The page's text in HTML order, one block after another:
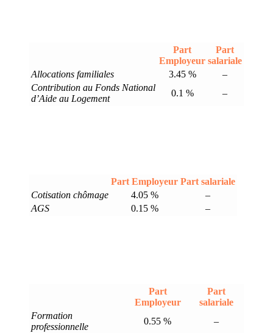
Part
Employeur
Part
salariale
Allocations familiales
3.45 %
–
Contribution au Fonds National
d’Aide au Logement
0.1 % –
Part Employeur Part salariale
Cotisation chômage
4.05 %
–
AGS
0.15 % –
Part
Employeur
Part
salariale
Formation
professionnelle
0.55 %
–